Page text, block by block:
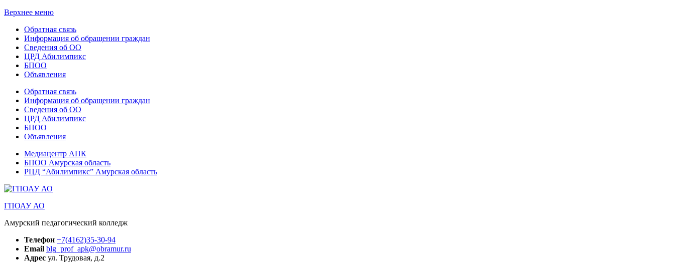
Верхнее меню
Обратная связь
Информация об обращении граждан
Сведения об ОО
ЦРД Абилимпикс
БПОО
Объявления
Обратная связь
Информация об обращении граждан
Сведения об ОО
ЦРД Абилимпикс
БПОО
Объявления
Медиацентр АПК
БПОО Амурская область
РЦД “Абилимпикс” Амурская область
ГПОАУ АО
Амурский педагогический колледж
Телефон +7(4162)35-30-94
Email blg_prof_apk@obramur.ru
Адрес ул. Трудовая, д.2